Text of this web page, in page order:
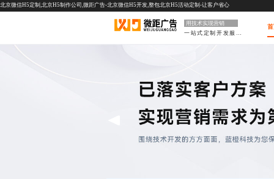
北京微信H5定制,北京H5制作公司,微距广告-北京微信H5开发,整包北京H5活动定制-让客户省心
用技术实现营销